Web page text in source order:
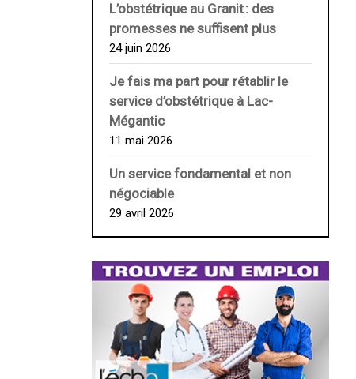
L’obstétrique au ­Granit : des
promesses ne suffisent plus
24 juin 2026
Je fais ma part pour rétablir le
service d’obstétrique à Lac-
Mégantic
11 mai 2026
Un service fondamental et non
négociable
29 avril 2026